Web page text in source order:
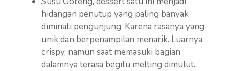
hidangan penutup yang paling banyak
diminati pengunjung. Karena rasanya yang
unik dan berpenampilan menarik. Luarnya
crispy, namun saat memasuki bagian
dalamnya terasa begitu melting dimulut.